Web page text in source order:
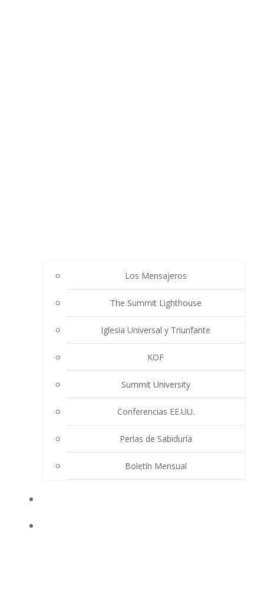
Los Mensajeros
The Summit Lighthouse
Iglesia Universal y Triunfante
KOF
Summit University
Conferencias EE.UU.
Perlas de Sabiduría
Boletín Mensual